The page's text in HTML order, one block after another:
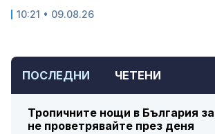
ПОСЛЕДНИ ЧЕТЕНИ
Тропичните нощи в България
не проветрявайте през деня
10:21 • 09.08.26